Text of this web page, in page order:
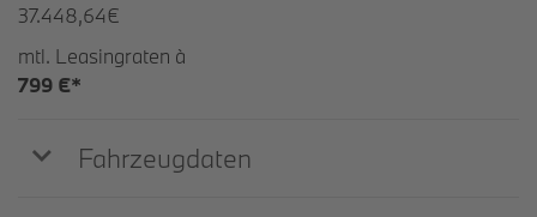
37.448,64€
mtl. Leasingraten à
799 €*
Fahrzeugdaten